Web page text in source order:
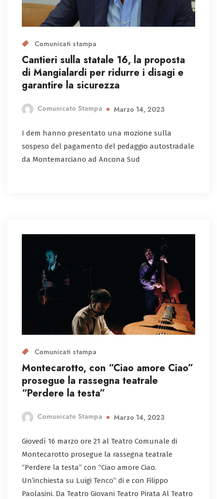
Comunicati stampa
Cantieri sulla statale 16, la proposta
di Mangialardi per ridurre i disagi e
garantire la sicurezza
Comunicato Stampa Marzo 14, 2023
I dem hanno presentato una mozione sulla
sospeso del pagamento del pedaggio autostradale
da Montemarciano ad Ancona Sud
Comunicati stampa
Montecarotto, con “Ciao amore Ciao”
prosegue la rassegna teatrale
“Perdere la testa”
Comunicato Stampa Marzo 14, 2023
Giovedì 16 marzo ore 21 al Teatro Comunale di
Montecarotto prosegue la rassegna teatrale
“Perdere la testa” con “Ciao amore Ciao.
Un’inchiesta su Luigi Tenco” di e con Filippo
Paolasini. Da Teatro Giovani Teatro Pirata Al Teatro